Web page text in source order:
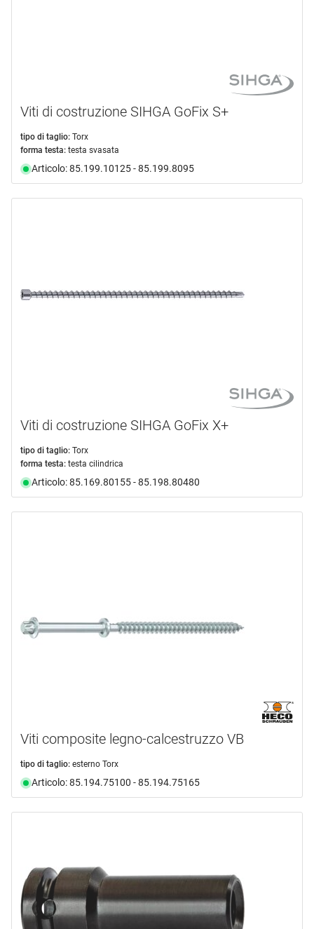
Viti di costruzione SIHGA GoFix S+
tipo di taglio: Torx
forma testa: testa svasata
Articolo: 85.199.10125 - 85.199.8095
Viti di costruzione SIHGA GoFix X+
tipo di taglio: Torx
forma testa: testa cilindrica
Articolo: 85.169.80155 - 85.198.80480
Viti composite legno-calcestruzzo VB
tipo di taglio: esterno Torx
Articolo: 85.194.75100 - 85.194.75165